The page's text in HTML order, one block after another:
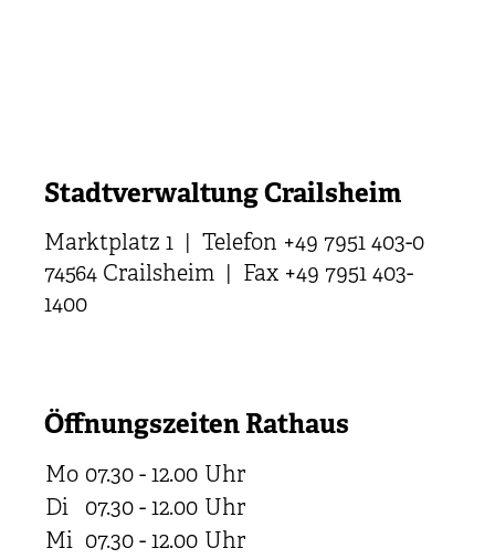
Stadtverwaltung Crailsheim
Marktplatz 1 | Telefon +49 7951 403-0
74564 Crailsheim | Fax +49 7951 403-
1400
Öffnungszeiten Rathaus
Mo 07.30 - 12.00 Uhr
Di
07.30 - 12.00 Uhr
Mi 07.30 - 12.00 Uhr